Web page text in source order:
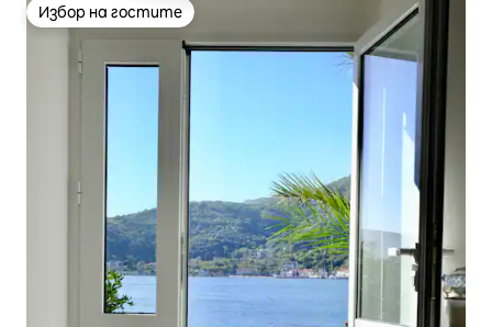
Избор на гостите
Избор на гостите